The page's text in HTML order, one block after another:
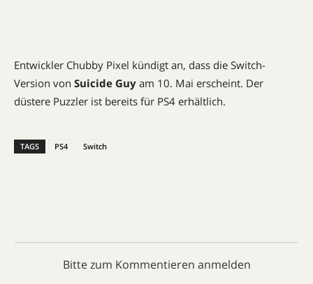
Entwickler Chubby Pixel kündigt an, dass die Switch-
Version von Suicide Guy am 10. Mai erscheint. Der
düstere Puzzler ist bereits für PS4 erhältlich.
TAGS PS4 Switch
Bitte zum Kommentieren anmelden